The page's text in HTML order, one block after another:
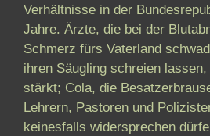
Verhältnisse in der
Jahre. Ärzte, die bei der
Schmerz fürs Vaterland
ihren Säugling schreien
stärkt; Cola, die
Lehrern, Pastoren und
keinesfalls widersprechen